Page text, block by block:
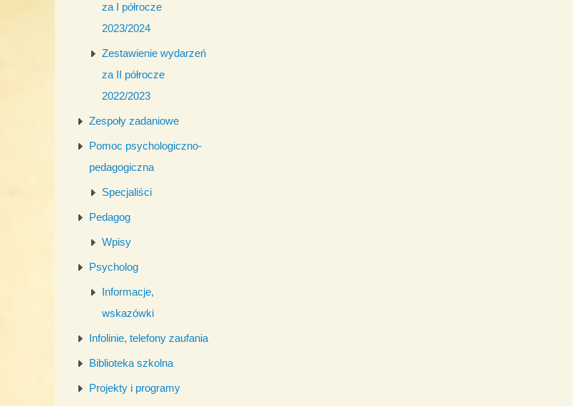
za I półrocze
2023/2024
Zestawienie wydarzeń
za II półrocze
2022/2023
Zespoły zadaniowe
Pomoc psychologiczno-
pedagogiczna
Specjaliści
Pedagog
Wpisy
Psycholog
Informacje,
wskazówki
Infolinie, telefony zaufania
Biblioteka szkolna
Projekty i programy